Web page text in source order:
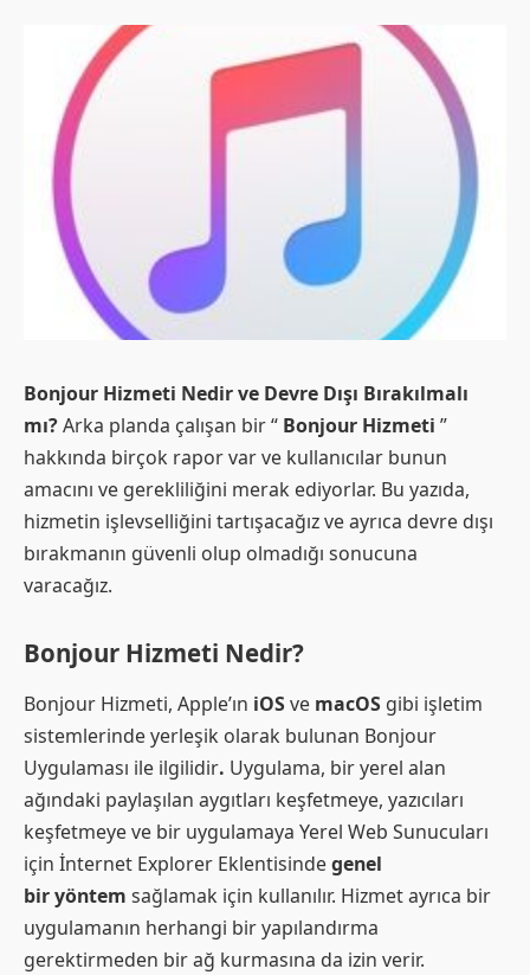
Bonjour Hizmeti Nedir ve Devre Dışı Bırakılmalı
mı?Arka planda çalışan bir “ Bonjour Hizmeti ”
hakkında birçok rapor var ve kullanıcılar bunun
amacını ve gerekliliğini merak ediyorlar. Bu yazıda,
hizmetin işlevselliğini tartışacağız ve ayrıca devre dışı
bırakmanın güvenli olup olmadığı sonucuna
varacağız.
Bonjour Hizmeti Nedir?
Bonjour Hizmeti, Apple’ın iOSve macOS gibi işletim
sistemlerinde yerleşik olarak bulunan Bonjour
Uygulaması ile ilgilidir. Uygulama, bir yerel alan
ağındaki paylaşılan aygıtları keşfetmeye, yazıcıları
keşfetmeye ve bir uygulamaya Yerel Web Sunucuları
için İnternet Explorer Eklentisindegenel
bir yöntem sağlamak için kullanılır. Hizmet ayrıca bir
uygulamanın herhangi bir yapılandırma
gerektirmeden bir ağ kurmasına da izin verir.